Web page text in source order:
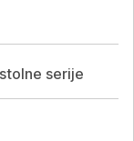
serije